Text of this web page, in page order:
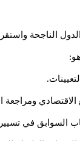
الناجحة
ومراجعة
السوابق في تسيير